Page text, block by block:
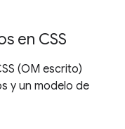
en CSS
(OM escrito)
y un modelo de